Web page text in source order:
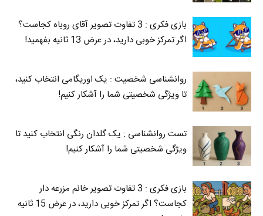
بازی فکری : 3 تفاوت تصویر آقای روباه کجاست؟
اگر تمرکز خوبی دارید، در عرض 13 ثانیه بفهمید!
روانشناسی شخصیت : یک اوریگامی انتخاب کنید،
تا ویژگی شخصیتی شما را آشکار کنیم!
تست روانشناسی : یک گلدان رنگی انتخاب کنید تا
ویژگی شخصیتی شما را آشکار کنیم!
بازی فکری : 3 تفاوت تصویر خانم مزرعه دار
کجاست؟ اگر تمرکز خوبی دارید، در عرض 15 ثانیه